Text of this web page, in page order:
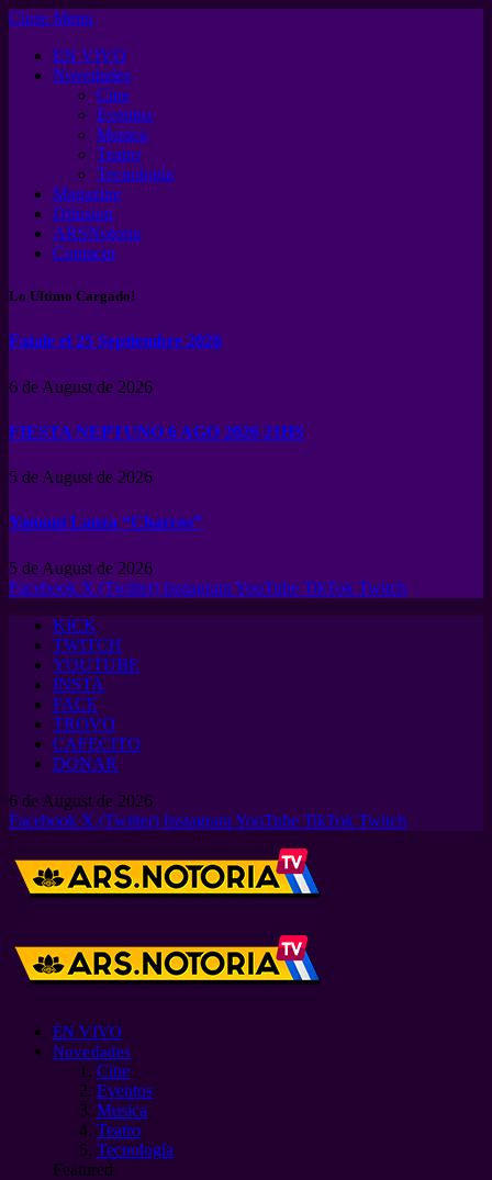
Close Menu
EN VIVO
Novedades
Cine
Eventos
Musica
Teatro
Tecnología
Magazine
Difusion
ARSNotoria
Contacto
Lo Ultimo Cargado!
Fatale el 25 Septiembre 2026
6 de August de 2026
FIESTA NEPTUNO 6 AGO 2026 21HS
5 de August de 2026
Yamaní Lanza “Charcos”
5 de August de 2026
Facebook X (Twitter) InstagramYouTube TikTok Twitch
KICK
TWITCH
YOUTUBE
INSTA
FACE
TROVO
CAFECITO
DONAR
6 de August de 2026
Facebook X (Twitter) InstagramYouTube TikTok Twitch
EN VIVO
Novedades
Cine
Eventos
Musica
Teatro
Tecnología
Featured